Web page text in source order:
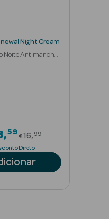
Night Cream
Noite Antimanchas
59Price reduced
€16 99
Direto